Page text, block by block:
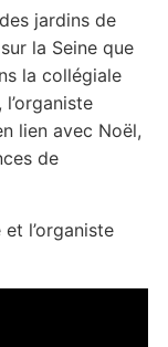
jardins de
la Seine que
la collégiale
lien avec Noël,
de
l’organiste